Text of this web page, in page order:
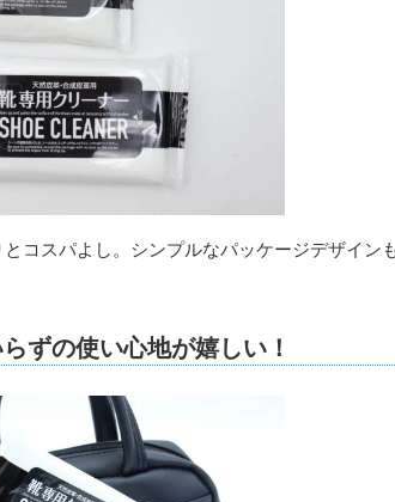
コスパよし。シンプルなパッケージデザイン
ずの使い心地が嬉しい！